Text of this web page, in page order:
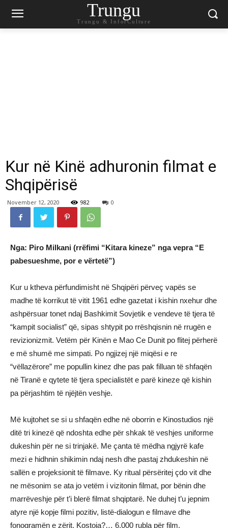
Trungu
Trungu & InforCulture
Kur në Kinë adhuronin filmat e
Shqipërisë
November 12, 2020 982 0
Nga: Piro Milkani (rrëfimi “Kitara kineze” nga vepra “E
pabesueshme, por e vërtetë”)
Kur u ktheva përfundimisht në Shqipëri përveç vapës se
madhe të korrikut të vitit 1961 edhe gazetat i kishin nxehur dhe
ashpërsuar tonet ndaj Bashkimit Sovjetik e vendeve të tjera të
“kampit socialist” që, sipas shtypit po rrëshqisnin në rrugën e
revizionizmit. Vetëm për Kinën e Mao Ce Dunit po flitej përherë
e më shumë me simpati. Po ngjizej një miqësi e re
“vëllazërore” me popullin kinez dhe pas pak filluan të shfaqën
në Tiranë e qytete të tjera specialistët e parë kineze që kishin
pa përjashtim të njëjtën veshje.
Më kujtohet se si u shfaqën edhe në oborrin e Kinostudios një
ditë tri kinezë që ndoshta edhe për shkak të veshjes uniforme
dukeshin për ne si trinjakë. Me çanta të mëdha ngjyrë kafe
mezi e hidhnin shikimin ndaj nesh dhe pastaj zhdukeshin në
sallën e projeksionit të filmave. Ky ritual përsëritej çdo vit dhe
ne mësonim se ata jo vetëm i vizitonin filmat, por bënin dhe
marrëveshje për t’i blerë filmat shqiptarë. Ne duhej t’u jepnim
atyre një kopje filmi pozitiv, listë-dialogun e filmave dhe
fonogramën e zërit. Kostoja?… 6,000 rubla për film.